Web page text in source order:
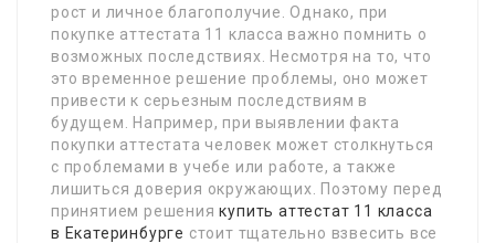
рост и личное благополучие. Однако, при
покупке аттестата 11 класса важно помнить о
возможных последствиях. Несмотря на то, что
это временное решение проблемы, оно может
привести к серьезным последствиям в
будущем. Например, при выявлении факта
покупки аттестата человек может столкнуться
с проблемами в учебе или работе, а также
лишиться доверия окружающих. Поэтому перед
принятием решениякупить аттестат 11 класса
в Екатеринбурге стоит тщательно взвесить все